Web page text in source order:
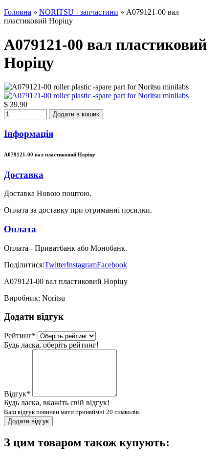
Головна » NORITSU - запчастини » A079121-00 вал
пластиковий Норіцу
A079121-00 вал пластиковий
Норіцу
$ 39.90
Додати в кошик
Інформація
A079121-00 вал пластиковий Норіцу
Доставка
Доставка Новою поштою.
Оплата за доставку при отриманні посилки.
Оплата
Оплата - Приватбанк або Монобанк.
Поділитися:TwitterInstagramFacebook
A079121-00 вал пластиковий Норіцу
Виробник: Noritsu
Додати відгук
Рейтинг*
Будь ласка, оберіть рейтинг!
Відгук*
Будь ласка, вкажіть свій відгук!
Ваш відгук повинен мати принвймні 20 символів.
Додати відгук
З цим товаром також купують: